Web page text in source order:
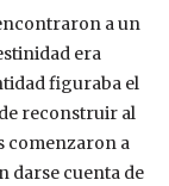
a un
era
figuraba el
reconstruir al
comenzaron a
darse cuenta de